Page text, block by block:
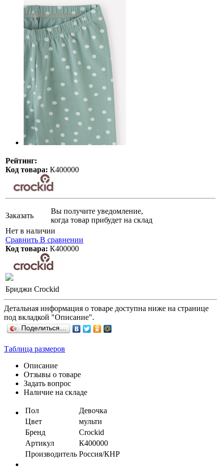
Рейтинг:
Код товара: К400000
Заказать
Вы получите уведомление,
когда товар прибудет на склад
Нет в наличии
Сравнить В сравнении
Код товара: К400000
Бриджи Crockid
Детальная информация о товаре доступна ниже на странице
под вкладкой "Описание".
Поделиться…
Таблица размеров
Описание
Отзывы о товаре
Задать вопрос
Наличие на складе
Пол
Девочка
Цвет
мульти
Бренд
Crockid
Артикул
К400000
Производитель Россия/КНР